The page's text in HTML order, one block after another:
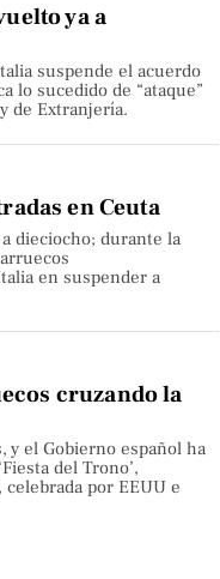
ya a
suspende el acuerdo
lo sucedido de “ataque”
de Extranjería.
en Ceuta
dieciocho; durante la
en suspender a
cruzando la
y el Gobierno español ha
del Trono’,
por EEUU e